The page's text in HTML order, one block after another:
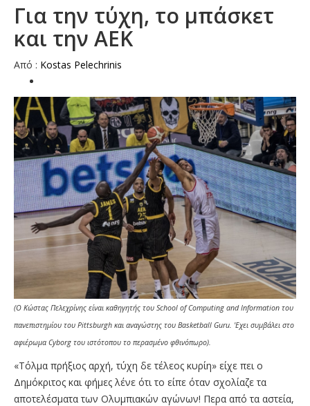
Για την τύχη, το μπάσκετ
και την ΑΕΚ
Aπό : Kostas Pelechrinis
(Ο Κώστας Πελεχρίνης είναι καθηγητής του School of Computing and Information του
πανεπιστημίου του Pittsburgh και αναγώστης του Basketball Guru. 'Εχει συμβάλει στο
αφιέρωμα Cyborg του ιστότοπου το περασμένο φθινόπωρο).
«Τόλμα πρήξιος αρχή, τύχη δε τέλεος κυρίη» είχε πει ο
Δημόκριτος και φήμες λένε ότι το είπε όταν σχολίαζε τα
αποτελέσματα των Ολυμπιακών αγώνων! Περα από τα αστεία,